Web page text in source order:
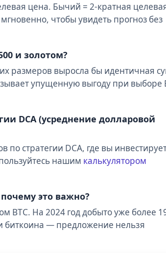
цена. Бычий = 2-кратная
чтобы увидеть прогноз без
и золотом?
размеров выросла бы идентичная
упущенную выгоду при выборе
DCA (усреднение долларовой
стратегии DCA, где вы
нашим калькулятором
это важно?
На 2024 год добыто уже более
биткоина — предложение нельзя